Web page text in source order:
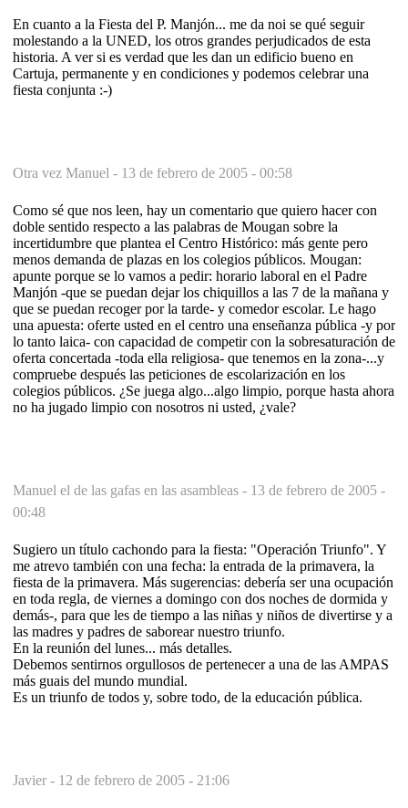
En cuanto a la Fiesta del P. Manjón... me da noi se qué seguir
molestando a la UNED, los otros grandes perjudicados de esta
historia. A ver si es verdad que les dan un edificio bueno en
Cartuja, permanente y en condiciones y podemos celebrar una
fiesta conjunta :-)
Otra vez Manuel - 13 de febrero de 2005 - 00:58
Como sé que nos leen, hay un comentario que quiero hacer con
doble sentido respecto a las palabras de Mougan sobre la
incertidumbre que plantea el Centro Histórico: más gente pero
menos demanda de plazas en los colegios públicos. Mougan:
apunte porque se lo vamos a pedir: horario laboral en el Padre
Manjón -que se puedan dejar los chiquillos a las 7 de la mañana y
que se puedan recoger por la tarde- y comedor escolar. Le hago
una apuesta: oferte usted en el centro una enseñanza pública -y por
lo tanto laica- con capacidad de competir con la sobresaturación de
oferta concertada -toda ella religiosa- que tenemos en la zona-...y
compruebe después las peticiones de escolarización en los
colegios públicos. ¿Se juega algo...algo limpio, porque hasta ahora
no ha jugado limpio con nosotros ni usted, ¿vale?
Manuel el de las gafas en las asambleas - 13 de febrero de 2005 -
00:48
Sugiero un título cachondo para la fiesta: "Operación Triunfo". Y
me atrevo también con una fecha: la entrada de la primavera, la
fiesta de la primavera. Más sugerencias: debería ser una ocupación
en toda regla, de viernes a domingo con dos noches de dormida y
demás-, para que les de tiempo a las niñas y niños de divertirse y a
las madres y padres de saborear nuestro triunfo.
En la reunión del lunes... más detalles.
Debemos sentirnos orgullosos de pertenecer a una de las AMPAS
más guais del mundo mundial.
Es un triunfo de todos y, sobre todo, de la educación pública.
Javier - 12 de febrero de 2005 - 21:06